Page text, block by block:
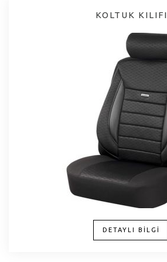
KOLTUK KILIFI
DETAYLI BİLGİ